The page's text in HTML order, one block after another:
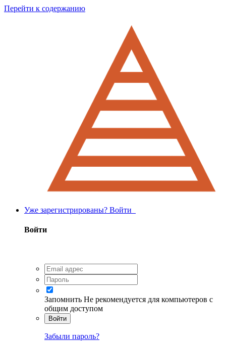
Перейти к содержанию
Уже зарегистрированы? Войти
Войти
Запомнить Не рекомендуется для компьютеров с
общим доступом
Войти
Забыли пароль?